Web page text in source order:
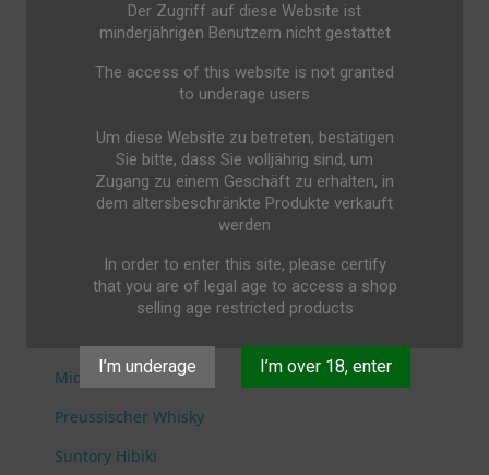
Der Zugriff auf diese Website ist
minderjährigen Benutzern nicht gestattet
The access of this website is not granted
to underage users
Um diese Website zu betreten, bestätigen
Sie bitte, dass Sie volljährig sind, um
Zugang zu einem Geschäft zu erhalten, in
dem altersbeschränkte Produkte verkauft
werden
In order to enter this site, please certify
that you are of legal age to access a shop
selling age restricted products
I’m underage I’m over 18, enter
Dwersteg
Feinbrennerei Sasse
George Dickel
Gutsbrennerei Geuting
Lehmann
Luum
Midleton Distillery
Preussischer Whisky
Suntory Hibiki